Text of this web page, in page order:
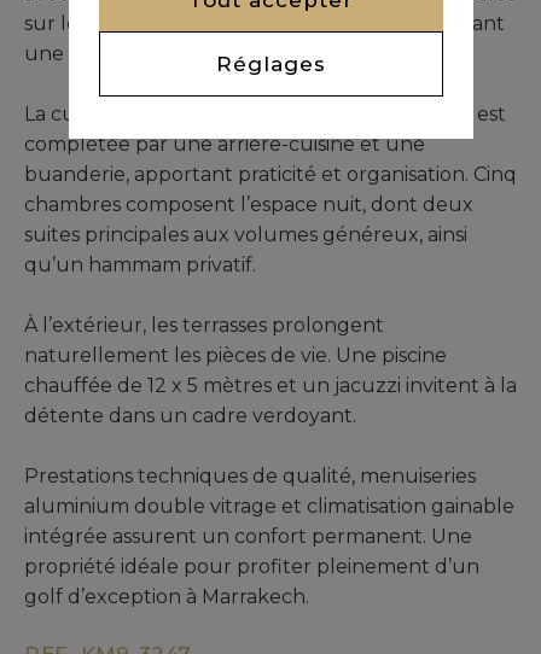
sur les terrasses et de larges baies vitrées assurant
une luminosité optimale.
La cuisine, entièrement aménagée et équipée, est
complétée par une arrière-cuisine et une
buanderie, apportant praticité et organisation. Cinq
chambres composent l’espace nuit, dont deux
suites principales aux volumes généreux, ainsi
qu’un hammam privatif.
À l’extérieur, les terrasses prolongent
naturellement les pièces de vie. Une piscine
chauffée de 12 x 5 mètres et un jacuzzi invitent à la
détente dans un cadre verdoyant.
Prestations techniques de qualité, menuiseries
aluminium double vitrage et climatisation gainable
intégrée assurent un confort permanent. Une
propriété idéale pour profiter pleinement d’un
golf d’exception à Marrakech.
Réglages